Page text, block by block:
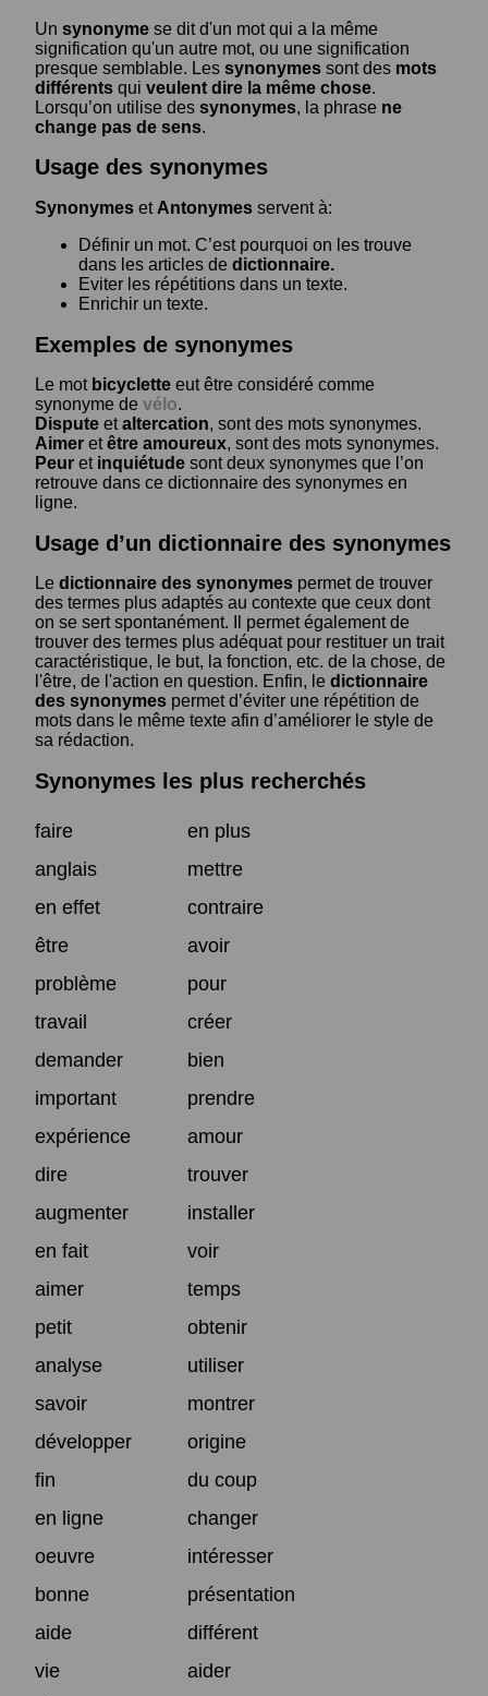
Un synonyme se dit d'un mot qui a la même
signification qu'un autre mot, ou une signification
presque semblable. Les synonymes sont des mots
différents qui veulent dire la même chose.
Lorsqu’on utilise des synonymes, la phrase ne
change pas de sens.
Usage des synonymes
Synonymes et Antonymes servent à:
Définir un mot. C’est pourquoi on les trouve
dans les articles de dictionnaire.
Eviter les répétitions dans un texte.
Enrichir un texte.
Exemples de synonymes
Le mot bicyclette eut être considéré comme
synonyme de vélo.
Dispute etaltercation, sont des mots synonymes.
Aimer etêtre amoureux, sont des mots synonymes.
Peur et inquiétude sont deux synonymes que l’on
retrouve dans ce dictionnaire des synonymes en
ligne.
Usage d’un dictionnaire des synonymes
Le dictionnaire des synonymes permet de trouver
des termes plus adaptés au contexte que ceux dont
on se sert spontanément. Il permet également de
trouver des termes plus adéquat pour restituer un trait
caractéristique, le but, la fonction, etc. de la chose, de
l'être, de l'action en question. Enfin, le dictionnaire
des synonymes permet d’éviter une répétition de
mots dans le même texte afin d’améliorer le style de
sa rédaction.
Synonymes les plus recherchés
faire
en plus
anglais
mettre
en effet
contraire
être
avoir
problème
pour
travail
créer
demander
bien
important
prendre
expérience
amour
dire
trouver
augmenter
installer
en fait
voir
aimer
temps
petit
obtenir
analyse
utiliser
savoir
montrer
développer
origine
fin
du coup
en ligne
changer
oeuvre
intéresser
bonne
présentation
aide
différent
vie
aider